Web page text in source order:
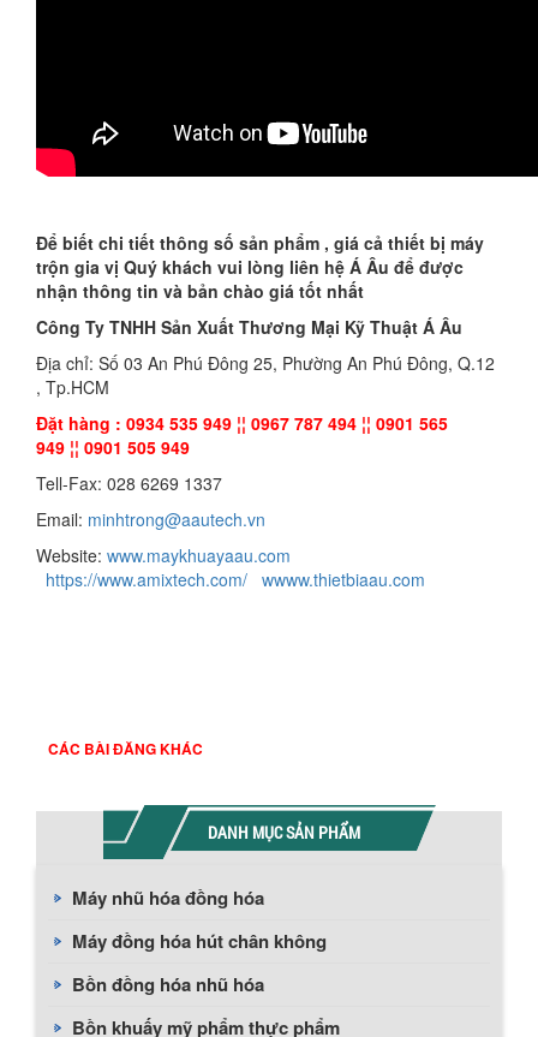
Để biết chi tiết thông số sản phẩm , giá cả thiết bị máy
trộn gia vị Quý khách vui lòng liên hệ Á Âu để được
nhận thông tin và bản chào giá tốt nhất
Công Ty TNHH Sản Xuất Thương Mại Kỹ Thuật Á Âu
Địa chỉ: Số 03 An Phú Đông 25, Phường An Phú Đông, Q.12
, Tp.HCM
Đặt hàng : 0934 535 949 ¦¦ 0967 787 494 ¦¦ 0901 565
949 ¦¦ 0901 505 949
Tell-Fax: 028 6269 1337
Email: minhtrong@aautech.vn
Website: www.maykhuayaau.com
https://www.amixtech.com/ wwww.thietbiaau.com
CÁC BÀI ĐĂNG KHÁC
DANH MỤC SẢN PHẨM
Máy nhũ hóa đồng hóa
Máy đồng hóa hút chân không
Bồn đồng hóa nhũ hóa
Bồn khuấy mỹ phẩm thực phẩm